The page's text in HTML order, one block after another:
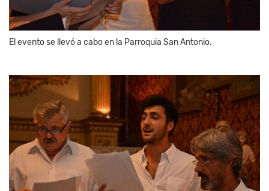
El evento se llevó a cabo en la Parroquia San Antonio.